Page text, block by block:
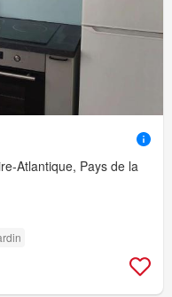
Atlantique, Pays de la